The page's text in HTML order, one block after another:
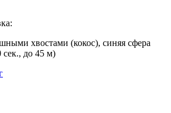
хвостами (кокос), синяя сфера
сек., до 45 м)